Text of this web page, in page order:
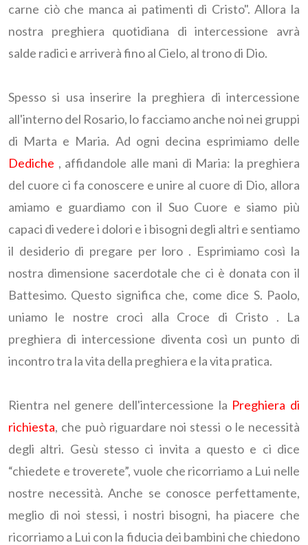
carne ciò che manca ai patimenti di Cristo". Allora la
nostra preghiera quotidiana di intercessione avrà
salde radici e arriverà fino al Cielo, al trono di Dio.
Spesso si usa inserire la preghiera di intercessione
all'interno del Rosario, lo facciamo anche noi nei gruppi
di Marta e Maria. Ad ogni decina esprimiamo delle
Dediche , affidandole alle mani di Maria: la preghiera
del cuore ci fa conoscere e unire al cuore di Dio, allora
amiamo e guardiamo con il Suo Cuore e siamo più
capaci di vedere i dolori e i bisogni degli altri e sentiamo
il desiderio di pregare per loro . Esprimiamo così la
nostra dimensione sacerdotale che ci è donata con il
Battesimo. Questo significa che, come dice S. Paolo,
uniamo le nostre croci alla Croce di Cristo . La
preghiera di intercessione diventa così un punto di
incontro tra la vita della preghiera e la vita pratica.
Rientra nel genere dell'intercessione la Preghiera di
richiesta, che può riguardare noi stessi o le necessità
degli altri. Gesù stesso ci invita a questo e ci dice
“chiedete e troverete”, vuole che ricorriamo a Lui nelle
nostre necessità. Anche se conosce perfettamente,
meglio di noi stessi, i nostri bisogni, ha piacere che
ricorriamo a Lui con la fiducia dei bambini che chiedono